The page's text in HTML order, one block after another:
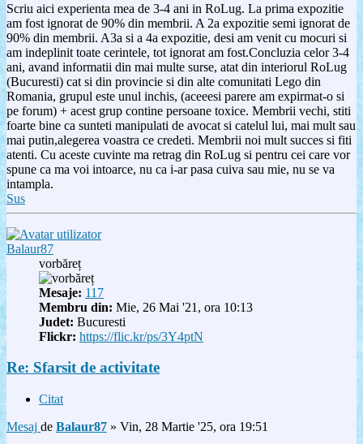
Scriu aici experienta mea de 3-4 ani in RoLug. La prima expozitie
am fost ignorat de 90% din membrii. A 2a expozitie semi ignorat de
90% din membrii. A3a si a 4a expozitie, desi am venit cu mocuri si
am indeplinit toate cerintele, tot ignorat am fost.Concluzia celor 3-4
ani, avand informatii din mai multe surse, atat din interiorul RoLug
(Bucuresti) cat si din provincie si din alte comunitati Lego din
Romania, grupul este unul inchis, (aceeesi parere am expirmat-o si
pe forum) + acest grup contine persoane toxice. Membrii vechi, stiti
foarte bine ca sunteti manipulati de avocat si catelul lui, mai mult sau
mai putin,alegerea voastra ce credeti. Membrii noi mult succes si fiti
atenti. Cu aceste cuvinte ma retrag din RoLug si pentru cei care vor
spune ca ma voi intoarce, nu ca i-ar pasa cuiva sau mie, nu se va
intampla.
Sus
Balaur87
vorbăreț
Mesaje: 117
Membru din: Mie, 26 Mai '21, ora 10:13
Judet: Bucuresti
Flickr: https://flic.kr/ps/3Y4ptN
Re: Sfarsit de activitate
Citat
Mesaj de Balaur87 » Vin, 28 Martie '25, ora 19:51